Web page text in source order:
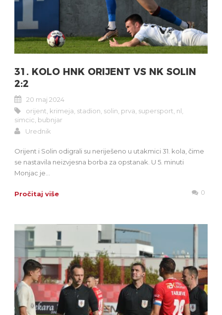
31. KOLO HNK ORIJENT VS NK SOLIN
2:2
20 maj 2024
orijent krimeja stadion solin prva supersport nl
simcic bubnjar
Urednik
Orijent i Solin odigrali su neriješeno u utakmici 31. kola, čime
se nastavila neizvjesna borba za opstanak. U 5. minuti
Monjac je...
Pročitaj više 0